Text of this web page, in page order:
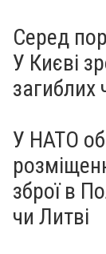
Серед
У Києві
загиблих
У НАТО
зброї в
чи Литві